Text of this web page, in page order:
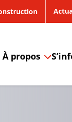
À propos